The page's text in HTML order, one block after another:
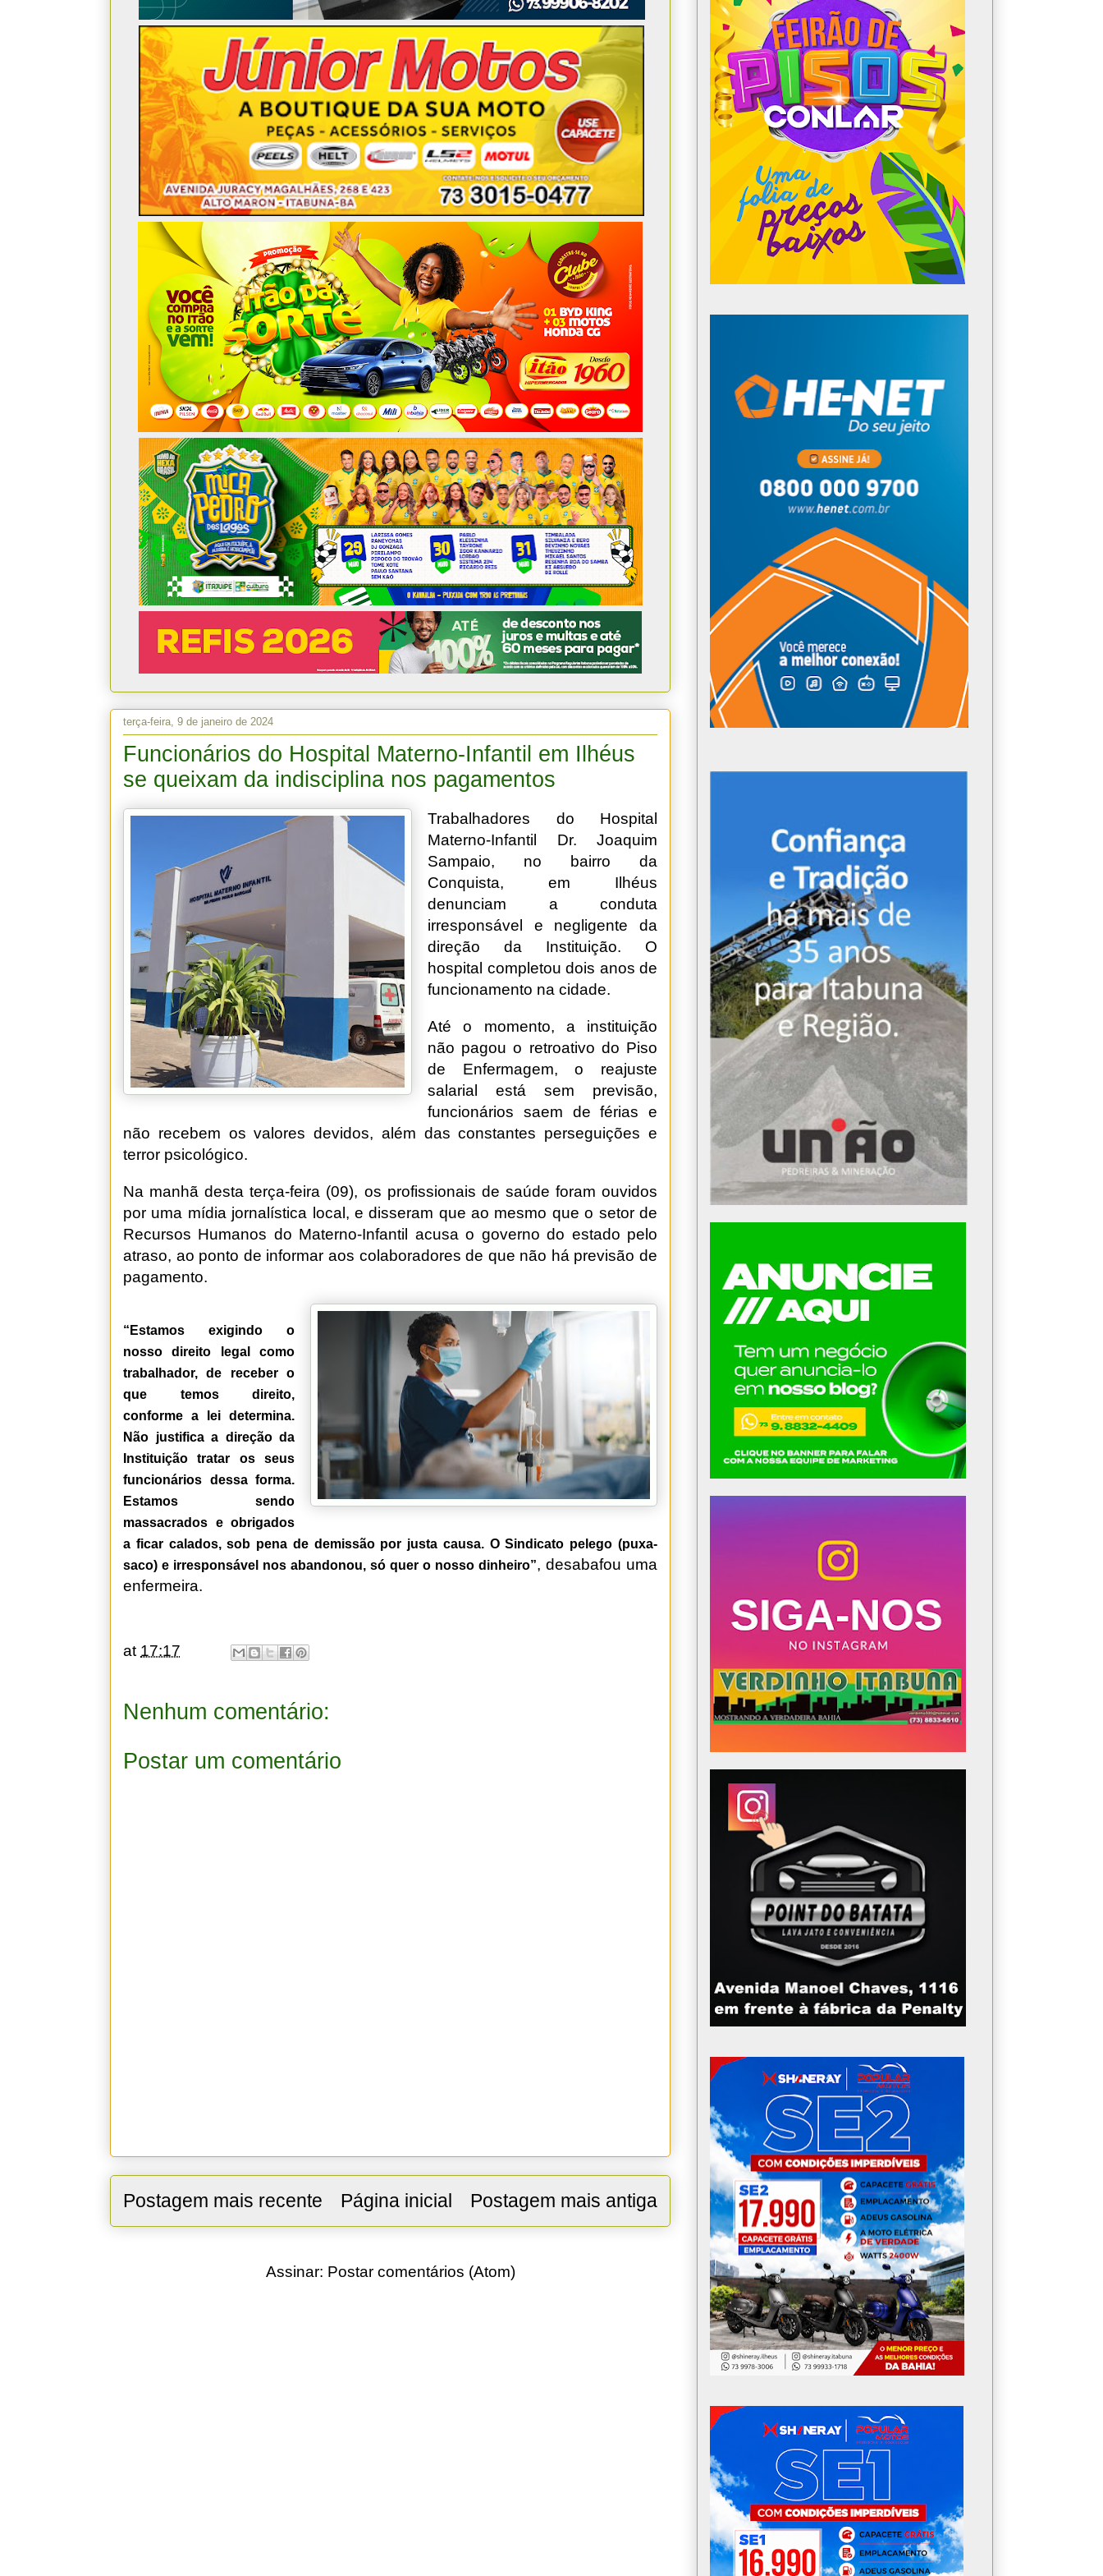
terça-feira, 9 de janeiro de 2024
Funcionários do Hospital Materno-Infantil em Ilhéus
se queixam da indisciplina nos pagamentos
Trabalhadores do Hospital
Materno-Infantil Dr. Joaquim
Sampaio, no bairro da
Conquista, em Ilhéus
denunciam a conduta
irresponsável e negligente da
direção da Instituição. O
hospital completou dois anos de
funcionamento na cidade.
Até o momento, a instituição
não pagou o retroativo do Piso
de Enfermagem, o reajuste
salarial está sem previsão,
funcionários saem de férias e
não recebem os valores devidos, além das constantes perseguições e
terror psicológico.
Na manhã desta terça-feira (09), os profissionais de saúde foram ouvidos
por uma mídia jornalística local, e disseram que ao mesmo que o setor de
Recursos Humanos do Materno-Infantil acusa o governo do estado pelo
atraso, ao ponto de informar aos colaboradores de que não há previsão de
pagamento.
“Estamos exigindo o
nosso direito legal como
trabalhador, de receber o
que temos direito,
conforme a lei determina.
Não justifica a direção da
Instituição tratar os seus
funcionários dessa forma.
Estamos sendo
massacrados e obrigados
a ficar calados, sob pena de demissão por justa causa. O Sindicato pelego (puxa-
saco) e irresponsável nos abandonou, só quer o nosso dinheiro”, desabafou uma
enfermeira.
at 17:17
Nenhum comentário:
Postar um comentário
Postagem mais recente Postagem mais antiga
Página inicial
Assinar: Postar comentários (Atom)